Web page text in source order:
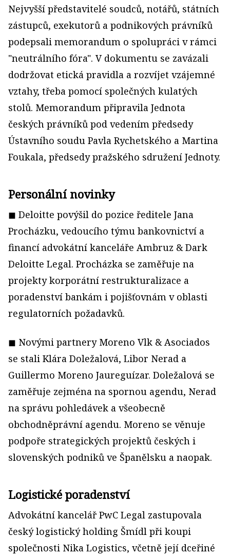
Nejvyšší představitelé soudců, notářů, státních
zástupců, exekutorů a podnikových právníků
podepsali memorandum o spolupráci v rámci
"neutrálního fóra". V dokumentu se zavázali
dodržovat etická pravidla a rozvíjet vzájemné
vztahy, třeba pomocí společných kulatých
stolů. Memorandum připravila Jednota
českých právníků pod vedením předsedy
Ústavního soudu Pavla Rychetského a Martina
Foukala, předsedy pražského sdružení Jednoty.
Personální novinky
◼ Deloitte povýšil do pozice ředitele Jana
Procházku, vedoucího týmu bankovnictví a
financí advokátní kanceláře Ambruz & Dark
Deloitte Legal. Procházka se zaměřuje na
projekty korporátní restrukturalizace a
poradenství bankám i pojišťovnám v oblasti
regulatorních požadavků.
◼ Novými partnery Moreno Vlk & Asociados
se stali Klára Doležalová, Libor Nerad a
Guillermo Moreno Jaureguízar. Doležalová se
zaměřuje zejména na spornou agendu, Nerad
na správu pohledávek a všeobecně
obchodněprávní agendu. Moreno se věnuje
podpoře strategických projektů českých i
slovenských podniků ve Španělsku a naopak.
Logistické poradenství
Advokátní kancelář PwC Legal zastupovala
český logistický holding Šmídl při koupi
společnosti Nika Logistics, včetně její dceřiné